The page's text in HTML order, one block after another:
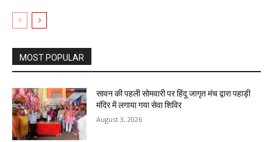
MOST POPULAR
सावन की पहली सोमवारी पर हिंदू जागृत मंच द्वारा पहाड़ी
मंदिर में लगाया गया सेवा शिविर
August 3, 2026